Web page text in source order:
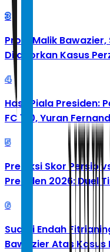
3
Profil Malik
Dilaporkan Kasus
4
Hasil Piala Presiden:
FC 1-0, Yuran
5
Prediksi Skor Persib
Presiden 2026: Duel
6
Suami Endah
Bawazier Atas Kasus